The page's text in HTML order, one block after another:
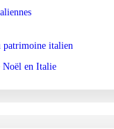
patrimoine italien
Noël en Italie